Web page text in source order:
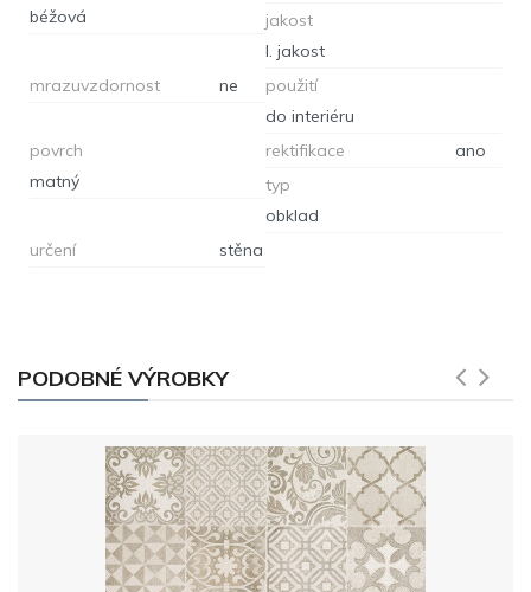
béžová
jakost
I. jakost
mrazuvzdornost
ne
použití
do interiéru
povrch
matný
rektifikace
ano
typ
obklad
určení
stěna
PODOBNÉ VÝROBKY